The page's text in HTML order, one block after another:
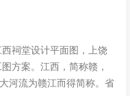
祠堂设计平面图，上饶
方案。江西，简称赣，
河流为赣江而得简称。省